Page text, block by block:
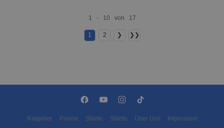
1 - 10 von 17
1 2 ❯ ❯❯
Ratgeber Presse Städte Städte Über Uns Impressum